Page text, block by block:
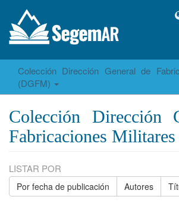
Colección Dirección General de
(DGFM)
Colección Dirección
Fabricaciones
LISTAR POR
Por fecha de publicación Autores